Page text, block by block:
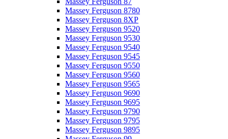
Massey Ferguson 8780
Massey Ferguson 8XP
Massey Ferguson 9520
Massey Ferguson 9530
Massey Ferguson 9540
Massey Ferguson 9545
Massey Ferguson 9550
Massey Ferguson 9560
Massey Ferguson 9565
Massey Ferguson 9690
Massey Ferguson 9695
Massey Ferguson 9790
Massey Ferguson 9795
Massey Ferguson 9895